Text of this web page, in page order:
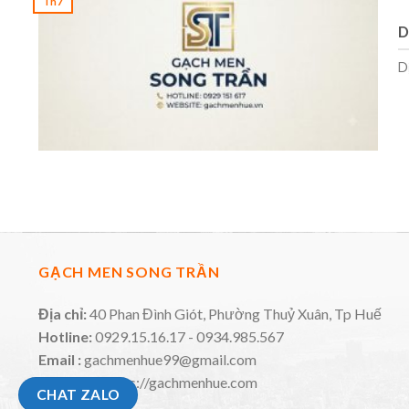
GẠCH MEN SONG TRẦN
Địa chỉ:40 Phan Đình Giót, Phường Thuỷ Xuân, Tp Huế
Hotline:0929.15.16.17 - 0934.985.567
Email :gachmenhue99@gmail.com
Website:https://gachmenhue.com
CHAT ZALO